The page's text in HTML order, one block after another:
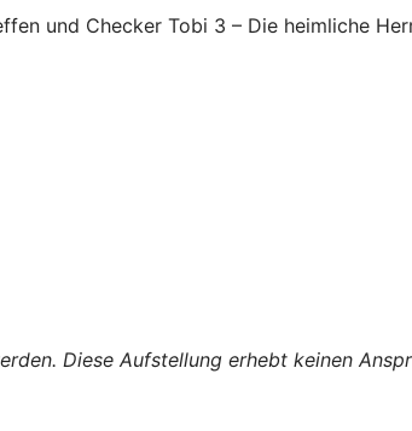
und Checker Tobi 3 – Die heimliche
Diese Aufstellung erhebt keinen